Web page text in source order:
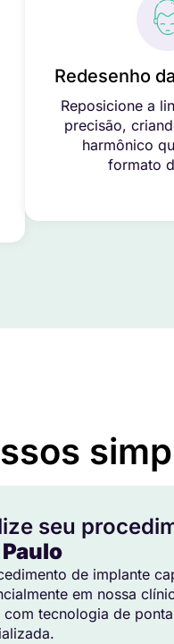
Redesenho
Reposicione a
precisão,
harmônico
formato
seu
de implante
em nossa
com tecnologia de